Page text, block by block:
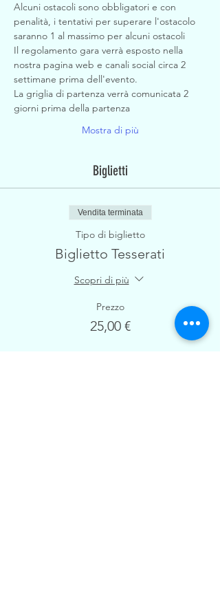
Alcuni ostacoli sono obbligatori e con
penalità, i tentativi per superare l'ostacolo
saranno 1 al massimo per alcuni ostacoli
Il regolamento gara verrà esposto nella
nostra pagina web e canali social circa 2
settimane prima dell'evento.
La griglia di partenza verrà comunicata 2
giorni prima della partenza
Mostra di più
Biglietti
Vendita terminata
Tipo di biglietto
Biglietto Tesserati
Scopri di più
Prezzo
25,00 €